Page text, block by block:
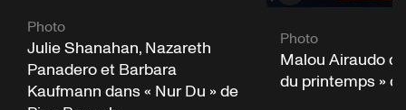
Photo
Julie Shanahan, Nazareth
Panadero et Barbara
Kaufmann dans « Nur Du » de
Photo
Malou Airaudo
du printemps »